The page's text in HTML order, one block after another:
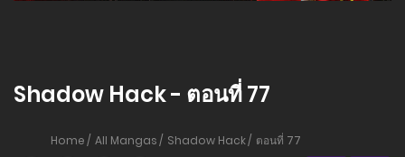
Shadow Hack - ตอนที่ 77
Home All Mangas Shadow Hack ตอนที่ 77